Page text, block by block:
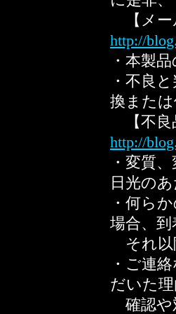
【メー
http://
・本製
・不良
換また
【不良
http://
・変質
日光の
・何ら
場合、
それ以
・ご連
だいた
確認や